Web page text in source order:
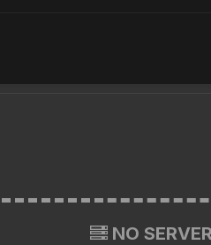
NO